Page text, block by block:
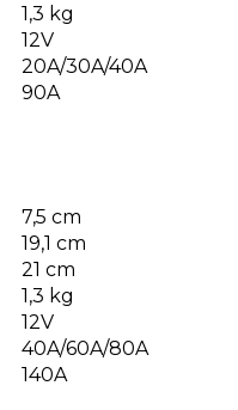
1,3 kg
12V
20A/30A/40A
90A
7,5 cm
19,1 cm
21 cm
1,3 kg
12V
40A/60A/80A
140A